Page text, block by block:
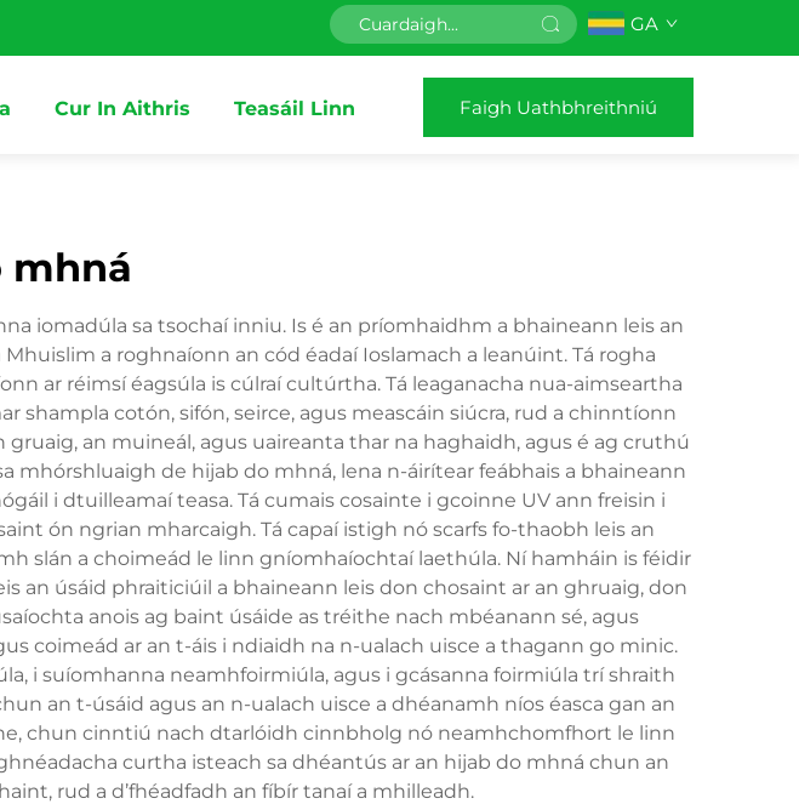
GA
Cur In Aithris Teasáil Linn Faigh Uathbhreithniú
mhná
iomadúla sa tsochaí inniu. Is é an príomhaidhm a bhaineann leis an
a roghnaíonn an cód éadaí Ioslamach a leanúint. Tá rogha
ar réimsí éagsúla is cúlraí cultúrtha. Tá leaganacha nua-aimseartha
shampla cotón, sifón, seirce, agus meascáin siúcra, rud a chinntíonn
an muineál, agus uaireanta thar na haghaidh, agus é ag cruthú
mhórshluaigh de hijab do mhná, lena n-áirítear feábhais a bhaineann
i dtuilleamaí teasa. Tá cumais cosainte i gcoinne UV ann freisin i
ón ngrian mharcaigh. Tá capaí istigh nó scarfs fo-thaobh leis an
slán a choimeád le linn gníomhaíochtaí laethúla. Ní hamháin is féidir
an úsáid phraiticiúil a bhaineann leis don chosaint ar an ghruaig, don
anois ag baint úsáide as tréithe nach mbéanann sé, agus
coimeád ar an t-áis i ndiaidh na n-ualach uisce a thagann go minic.
i suíomhanna neamhfoirmiúla, agus i gcásanna foirmiúla trí shraith
an t-úsáid agus an n-ualach uisce a dhéanamh níos éasca gan an
chun cinntiú nach dtarlóidh cinnbholg nó neamhchomfhort le linn
curtha isteach sa dhéantús ar an hijab do mhná chun an
rud a d’fhéadfadh an fíbír tanaí a mhilleadh.